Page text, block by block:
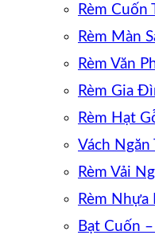
Rèm Cuốn
Rèm Màn
Rèm Văn
Rèm Gia
Rèm Hạt
Vách Ngăn
Rèm Vải
Rèm Nhựa
Bạt Cuốn